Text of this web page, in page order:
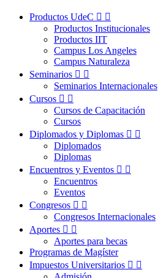
Productos UdeC  
Productos Institucionales
Productos IIT
Campus Los Angeles
Campus Naturaleza
Seminarios  
Seminarios Internacionales
Cursos  
Cursos de Capacitación
Cursos
Diplomados y Diplomas  
Diplomados
Diplomas
Encuentros y Eventos  
Encuentros
Eventos
Congresos  
Congresos Internacionales
Aportes  
Aportes para becas
Programas de Magíster
Impuestos Universitarios  